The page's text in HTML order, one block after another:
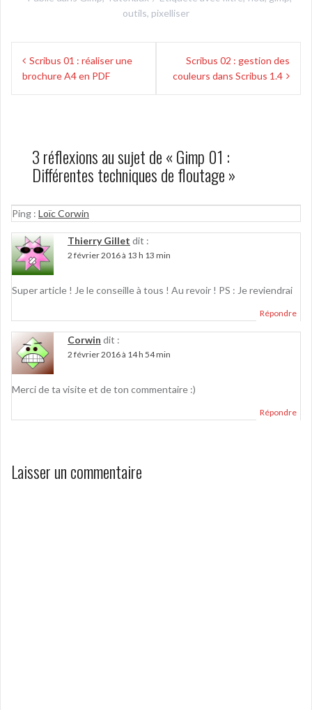
outils, pixelliser
Navigation
deScribus 01 : réaliser une
brochure A4 en PDF
Scribus 02 : gestion des
couleurs dans Scribus 1.4
3 réflexions au sujet de «Gimp 01 :
Différentes techniques de floutage»
Ping : Loïc Corwin
Thierry Gillet dit :
2 février 2016 à 13 h 13 min
Super article ! Je le conseille à tous ! Au revoir ! PS : Je reviendrai
Répondre
Corwin dit :
2 février 2016 à 14 h 54 min
Merci de ta visite et de ton commentaire :)
Répondre
Laisser un commentaire